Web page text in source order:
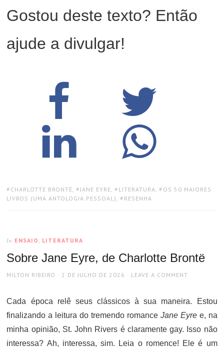
Gostou deste texto? Então
ajude a divulgar!
TAGS:
CHARLOTTE BRONTË , JANE EYRE , LITERATURA , OS 50 MAIORES
LIVROS (UMA ANTOLOGIA PESSOAL) , RESENHA
In ENSAIO LITERATURA
Sobre Jane Eyre, de Charlotte Brontë
AUTHOR
MILTON RIBEIRO
POSTED
2 DE JULHO DE 2026 LEAVE A COMMENT
Cada época relê seus clássicos à sua maneira. Estou
finalizando a leitura do tremendo romance Jane Eyree, na
minha opinião, St. John Rivers é claramente gay. Isso não
interessa? Ah, interessa, sim. Leia o romence! Ele é um